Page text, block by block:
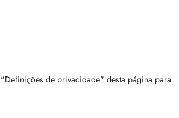
de privacidade" desta página para